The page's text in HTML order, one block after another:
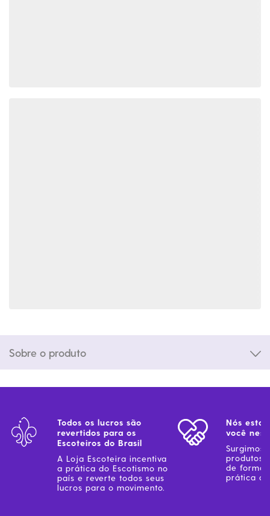
Sobre o produto
Todos os lucros são
revertidos para os
Escoteiros do Brasil
A Loja Escoteira incentiva
a prática do Escotismo no
país e reverte todos seus
lucros para o movimento.
Nós
você
Surgimos
produtos
de forma
prática